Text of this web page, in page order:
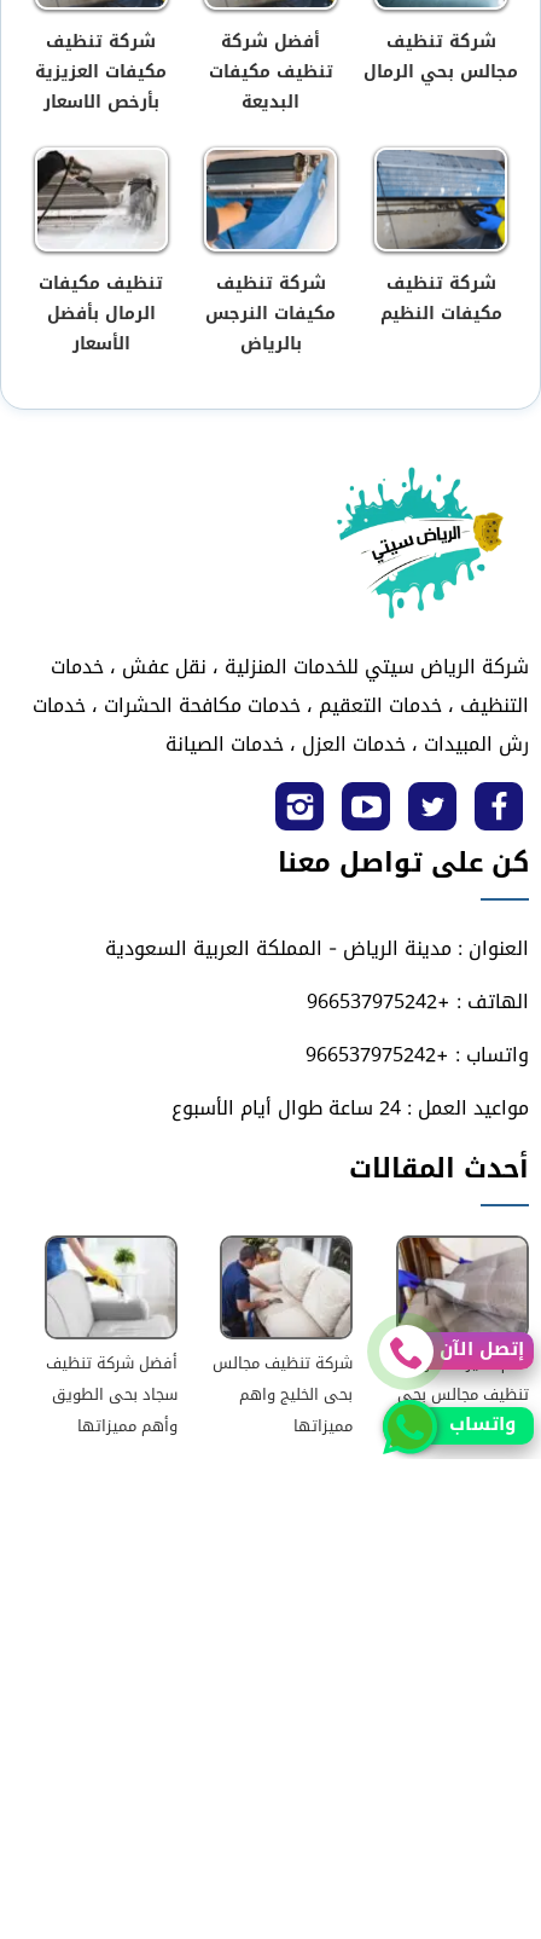
شركة تنظيف
مجالس بحي الرمال
أفضل شركة
تنظيف مكيفات
البديعة
شركة تنظيف
مكيفات العزيزية
بأرخص الاسعار
شركة تنظيف
مكيفات النظيم
شركة تنظيف
مكيفات النرجس
بالرياض
تنظيف مكيفات
الرمال بأفضل
الأسعار
شركة الرياض سيتي للخدمات المنزلية ، نقل عفش ، خدمات
التنظيف ، خدمات التعقيم ، خدمات مكافحة الحشرات ، خدمات
رش المبيدات ، خدمات العزل ، خدمات الصيانة
تابعنا
على
فيسبوك
تابعنا
على
تويتر
تابعنا
على
يوتيوب
تابعنا
على
انستجرام
كن على تواصل معنا
العنوان : مدينة الرياض - المملكة العربية السعودية
الهاتف : +966537975242
واتساب : +966537975242
مواعيد العمل : 24 ساعة طوال أيام الأسبوع
أحدث المقالات
أهم مميزات شركة
تنظيف مجالس بحى
النظيم وأسعارها
شركة تنظيف مجالس
بحى الخليج واهم
مميزاتها
أفضل شركة تنظيف
سجاد بحى الطويق
وأهم مميزاتها
إتصل الآن
واتساب